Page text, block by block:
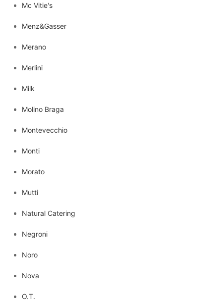
Mc Vitie's
Menz&Gasser
Merano
Merlini
Milk
Molino Braga
Montevecchio
Monti
Morato
Mutti
Natural Catering
Negroni
Noro
Nova
O.T.